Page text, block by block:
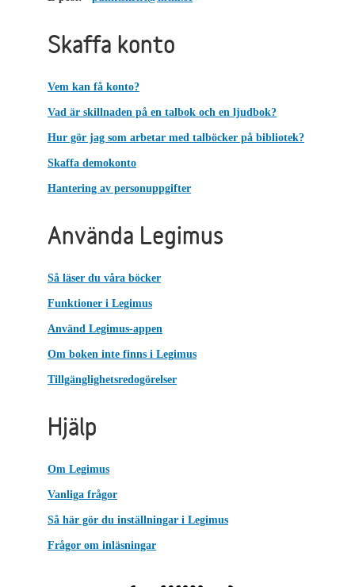
Skaffa konto
Vem kan få konto?
Vad är skillnaden på en talbok och en ljudbok?
Hur gör jag som arbetar med talböcker på bibliotek?
Skaffa demokonto
Hantering av personuppgifter
Använda Legimus
Så läser du våra böcker
Funktioner i Legimus
Använd Legimus-appen
Om boken inte finns i Legimus
Tillgänglighetsredogörelser
Hjälp
Om Legimus
Vanliga frågor
Så här gör du inställningar i Legimus
Frågor om inläsningar